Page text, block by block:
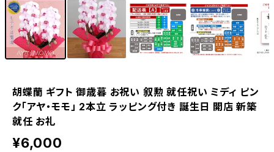
胡蝶蘭 ギフト 御歳暮 お祝い 叙勲 就任祝い ミディ ピン
ク「アヤ・モモ」 2本立 ラッピング付き 誕生日 開店 新築
就任 お礼
¥6,000